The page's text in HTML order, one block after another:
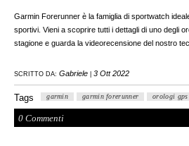
Garmin Forerunner è la famiglia di sportwatch
sportivi. Vieni a scoprire tutti i dettagli di uno degli
stagione e guarda la videorecensione del nostro
SCRITTO DA: Gabriele 3 Ott 2022
Tags garmin garmin forerunner orologi gps
0 Commenti